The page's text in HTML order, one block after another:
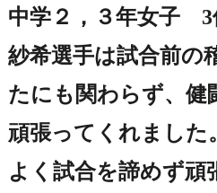
中学２，３年女子
紗希選手は試合前の
たにも関わらず、健
頑張ってくれました。
よく試合を諦めず頑